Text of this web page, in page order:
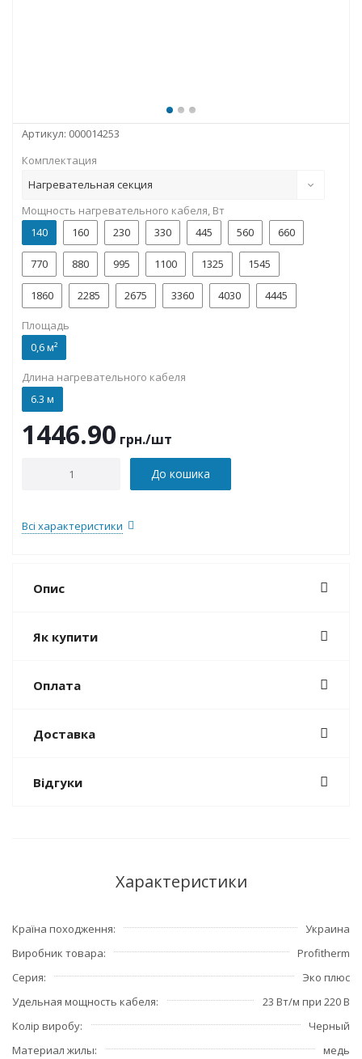
Артикул: 000014253
Комплектация
Нагревательная секция
Мощность нагревательного кабеля, Вт
140
160 230 330 445 560 660
770 880 995 1100 1325 1545
1860 2285 2675 3360 4030 4445
Площадь
0,6 м²
Длина нагревательного кабеля
6.3 м
1446.90 грн./шт
До кошика
Всі характеристики
Опис
Як купити
Оплата
Доставка
Відгуки
Характеристики
Країна походження
Украина
Виробник товара
Profitherm
Серия
Эко плюс
Удельная мощность кабеля
23 Вт/м при 220 В
Колір виробу
Черный
Материал жилы
медь